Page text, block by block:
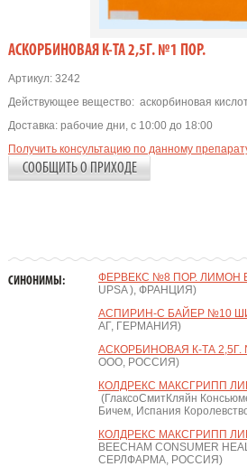
АСКОРБИНОВАЯ К-ТА 2,5Г. №1 ПОР.
Артикул:3242
Действующее вещество: аскорбиновая
Доставка: рабочие дни, с 10:00 до 18:00
Получить консультацию по данному
СООБЩИТЬ О ПРИХОДЕ
СИНОНИМЫ: ФЕРВЕКС №8 ПОР. ЛИМОН
UPSA ), ФРАНЦИЯ)
АСПИРИН-С БАЙЕР №10
АГ, ГЕРМАНИЯ)
АСКОРБИНОВАЯ К-ТА
ООО, РОССИЯ)
КОЛДРЕКС МАКСГРИПП
(ГлаксоСмитКляйн
Бичем, Испания
КОЛДРЕКС МАКСГРИПП
BEECHAM CONSUMER
СЕРЛФАРМА, РОССИЯ)